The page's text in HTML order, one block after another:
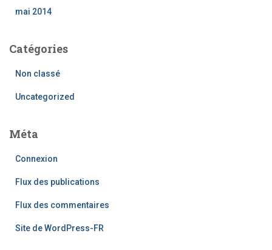
mai 2014
Catégories
Non classé
Uncategorized
Méta
Connexion
Flux des publications
Flux des commentaires
Site de WordPress-FR